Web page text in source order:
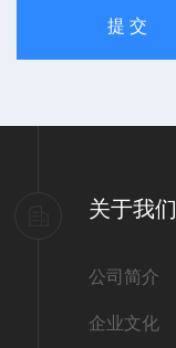
关于我们
公司简介
企业文化